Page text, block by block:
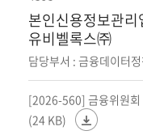
본인신용정보관
유비벨록스㈜
담당부서 : 금융데이터
[2026-560] 금융위원
(24 KB)